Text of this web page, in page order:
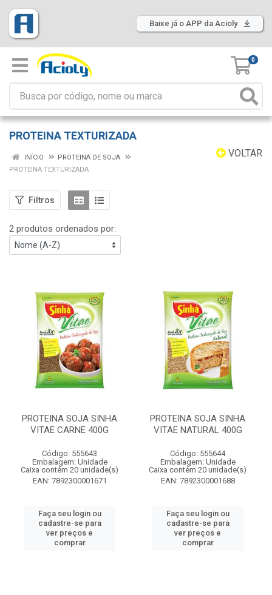
Baixe já o APP da Acioly
0
PROTEINA TEXTURIZADA
VOLTAR
INÍCIO
PROTEINA DE SOJA
PROTEINA TEXTURIZADA
Filtros
2 produtos ordenados por:
PROTEINA SOJA SINHA
VITAE CARNE 400G
Código: 555643
Embalagem: Unidade
Caixa contém 20 unidade(s)
EAN: 7892300001671
Faça seu login ou
cadastre-se para
ver preços e
comprar
PROTEINA SOJA SINHA
VITAE NATURAL 400G
Código: 555644
Embalagem: Unidade
Caixa contém 20 unidade(s)
EAN: 7892300001688
Faça seu login ou
cadastre-se para
ver preços e
comprar